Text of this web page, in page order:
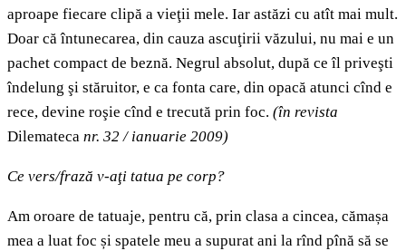
aproape fiecare clipă a vieţii mele. Iar astăzi cu atît mai mult.
Doar că întunecarea, din cauza ascuţirii văzului, nu mai e un
pachet compact de beznă. Negrul absolut, după ce îl priveşti
îndelung şi stăruitor, e ca fonta care, din opacă atunci cînd e
rece, devine roşie cînd e trecută prin foc. (în revista
Dilemateca nr. 32 / ianuarie 2009)
Ce vers/frază v-aţi tatua pe corp?
Am oroare de tatuaje, pentru că, prin clasa a cincea, cămașa
mea a luat foc și spatele meu a supurat ani la rînd pînă să se